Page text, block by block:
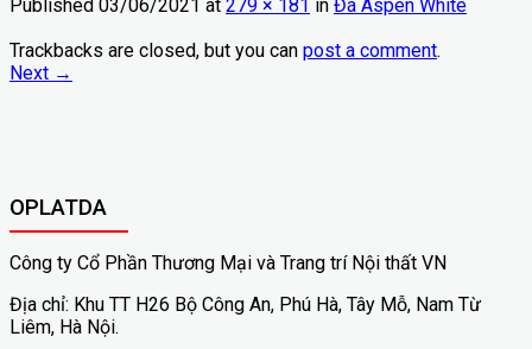
Published 03/06/2021 at 279 × 181 in Đá Aspen White
Trackbacks are closed, but you can post a comment.
Next →
OPLATDA
Công ty Cổ Phần Thương Mại và Trang trí Nội thất VN
Địa chỉ: Khu TT H26 Bộ Công An, Phú Hà, Tây Mỗ, Nam Từ
Liêm, Hà Nội.